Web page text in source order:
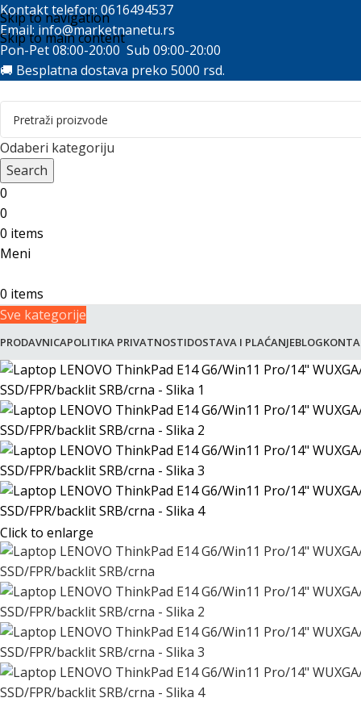
Skip to navigation
Skip to main content
Kontakt telefon: 0616494537
Email: info@marketnanetu.rs
Pon-Pet 08:00-20:00 Sub 09:00-20:00
🚚 Besplatna dostava preko 5000 rsd.
Odaberi kategoriju
Search
0
0
0 items
Meni
0 items
Sve kategorije
PRODAVNICAPOLITIKA PRIVATNOSTIDOSTAVA I PLAĆANJEBLOG
Click to enlarge